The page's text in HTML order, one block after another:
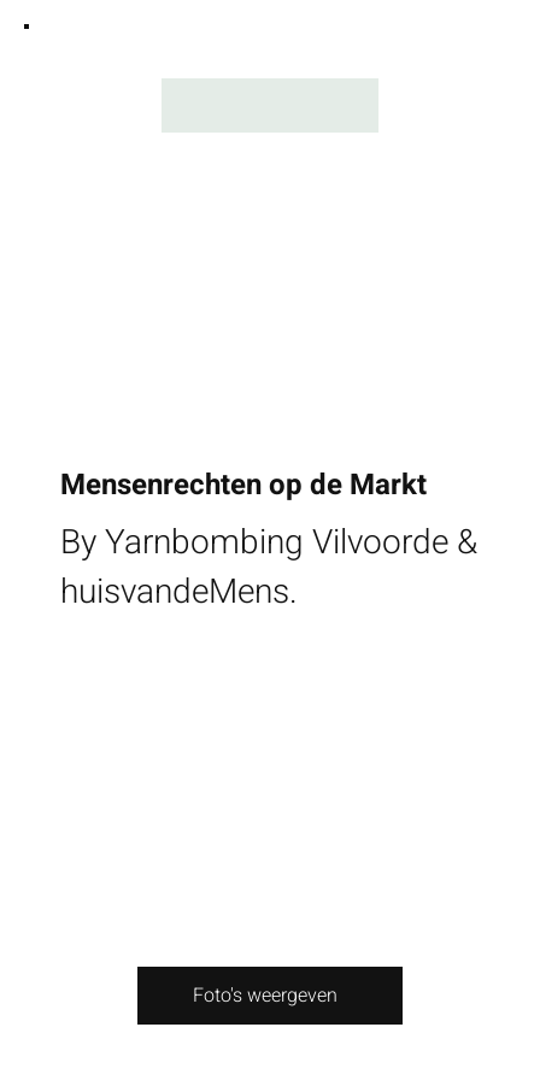
Mensenrechten op de Markt
By Yarnbombing Vilvoorde &
huisvandeMens.
Foto's weergeven